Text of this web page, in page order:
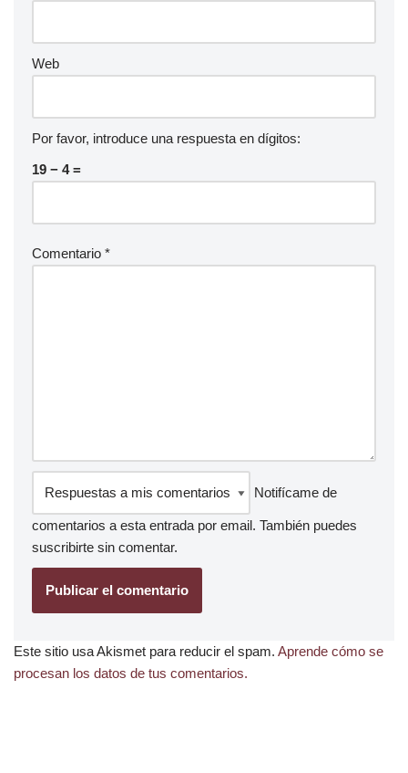
Web
Por favor, introduce una respuesta en dígitos:
19 − 4 =
Comentario *
Notifícame de
comentarios a esta entrada por email. También puedes
suscribirte sin comentar.
Este sitio usa Akismet para reducir el spam. Aprende cómo se
procesan los datos de tus comentarios.